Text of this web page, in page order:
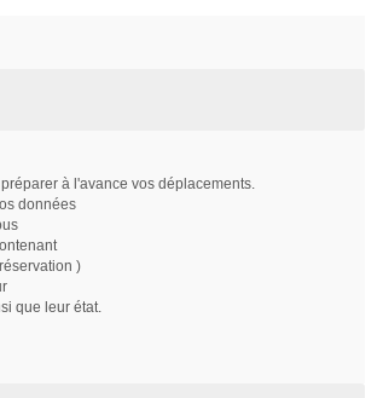
à l'avance vos déplacements.
données
)
que leur état.